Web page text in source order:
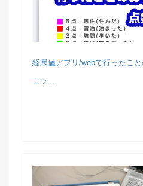
経県値アプリ/webで行ったこ
ェッ...